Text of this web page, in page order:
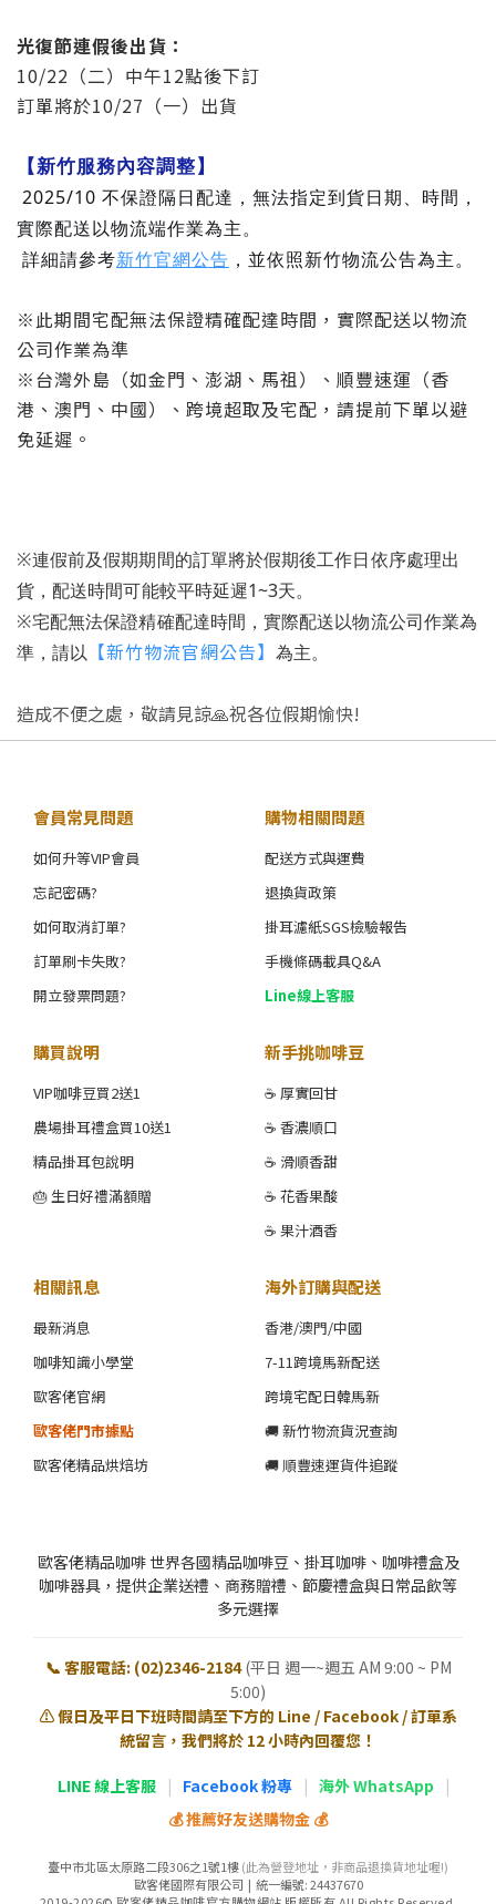
光復節連假後出貨：
10/22（二）中午12點後下訂
訂單將於10/27（一）出貨
【新竹服務內容調整】
2025/10 不保證隔日配達，無法指定到貨日期、時間，
實際配送以物流端作業為主。
詳細請參考新竹官網公告 ，並依照新竹物流公告為主。
※此期間宅配無法保證精確配達時間，實際配送以物流
公司作業為準
※台灣外島（如金門、澎湖、馬祖）、順豐速運（香
港、澳門、中國）、跨境超取及宅配，請提前下單以避
免延遲。
※連假前及假期期間的訂單將於假期後工作日依序處理出
貨，配送時間可能較平時延遲1~3天。
※宅配無法保證精確配達時間，實際配送以物流公司作業為
準，請以 【新竹物流官網公告】為主。
造成不便之處，敬請見諒🙏祝各位假期愉快!
會員常見問題
如何升等VIP會員
忘記密碼?
如何取消訂單?
訂單刷卡失敗?
開立發票問題?
購物相關問題
配送方式與運費
退換貨政策
掛耳濾紙SGS檢驗報告
手機條碼載具Q&A
Line線上客服
購買說明
VIP咖啡豆買2送1
農場掛耳禮盒買10送1
精品掛耳包說明
🎂 生日好禮滿額贈
新手挑咖啡豆
☕ 厚實回甘
☕ 香濃順口
☕ 滑順香甜
☕ 花香果酸
☕ 果汁酒香
相關訊息
最新消息
咖啡知識小學堂
歐客佬官網
歐客佬門市據點
歐客佬精品烘焙坊
海外訂購與配送
香港/澳門/中國
7-11跨境馬新配送
跨境宅配日韓馬新
🚚 新竹物流貨況查詢
🚚 順豐速運貨件追蹤
歐客佬精品咖啡 世界各國精品咖啡豆、掛耳咖啡、咖啡禮盒及
咖啡器具，提供企業送禮、商務贈禮、節慶禮盒與日常品飲等
多元選擇
📞 客服電話: (02)2346-2184 (平日 週一~週五 AM 9:00 ~ PM
5:00)
⚠️ 假日及平日下班時間請至下方的 Line / Facebook / 訂單系
統留言，我們將於 12 小時內回覆您！
LINE 線上客服 | Facebook 粉專 | 海外 WhatsApp
|
💰 推薦好友送購物金 💰
臺中市北區太原路二段306之1號1樓(此為營登地址，非商品退換貨地址喔!)
歐客佬國際有限公司 | 統一編號: 24437670